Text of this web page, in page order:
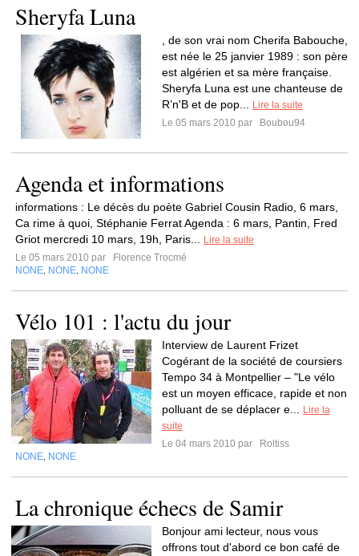
Sheryfa Luna
, de son vrai nom Cherifa Babouche,
est née le 25 janvier 1989 : son père
est algérien et sa mère française.
Sheryfa Luna est une chanteuse de
R’n'B et de pop...
Lire la suite
Le 05 mars 2010 par
Boubou94
Agenda et informations
informations : Le décès du poète Gabriel Cousin Radio, 6 mars,
Ca rime à quoi, Stéphanie Ferrat Agenda : 6 mars, Pantin, Fred
Griot mercredi 10 mars, 19h, Paris...
Lire la suite
Le 05 mars 2010 par
Florence Trocmé
NONE NONE NONE
Vélo 101 : l'actu du jour
Interview de Laurent Frizet
Cogérant de la société de coursiers
Tempo 34 à Montpellier – "Le vélo
est un moyen efficace, rapide et non
polluant de se déplacer e...
Lire la
suite
Le 04 mars 2010 par
Roltiss
NONE NONE
La chronique échecs de Samir
Bonjour ami lecteur, nous vous
offrons tout d'abord ce bon café de